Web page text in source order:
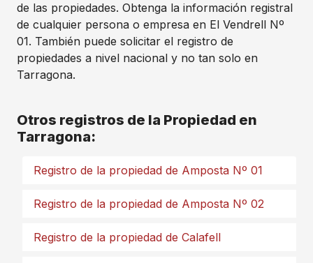
de las propiedades. Obtenga la información registral
de cualquier persona o empresa en El Vendrell Nº
01. También puede solicitar el registro de
propiedades a nivel nacional y no tan solo en
Tarragona.
Otros registros de la Propiedad en
Tarragona:
Registro de la propiedad de Amposta Nº 01
Registro de la propiedad de Amposta Nº 02
Registro de la propiedad de Calafell